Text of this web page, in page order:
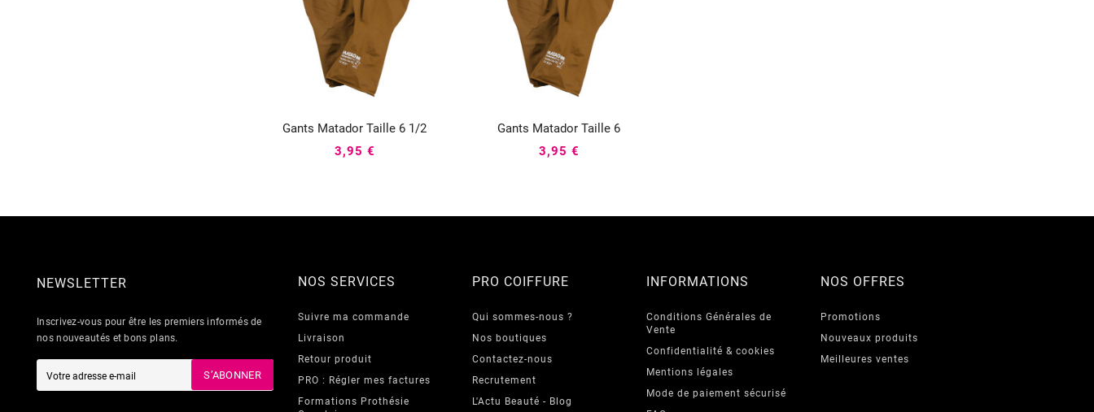
Gants Matador Taille 6 1/2
3,95 €
Gants Matador Taille 6
3,95 €
NEWSLETTER
Inscrivez-vous pour être les premiers informés de
nos nouveautés et bons plans.
S’ABONNER
NOS SERVICES
Suivre ma commande
Livraison
Retour produit
PRO : Régler mes factures
Formations Prothésie
PRO COIFFURE
Qui sommes-nous ?
Nos boutiques
Contactez-nous
Recrutement
L'Actu Beauté - Blog
INFORMATIONS
Conditions Générales de
Vente
Confidentialité & cookies
Mentions légales
Mode de paiement sécurisé
NOS OFFRES
Promotions
Nouveaux produits
Meilleures ventes